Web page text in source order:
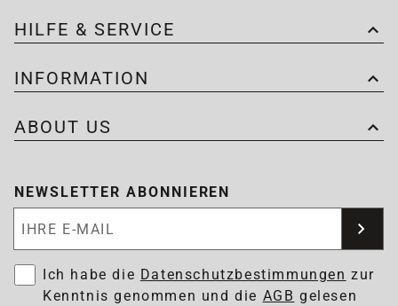
HILFE & SERVICE
INFORMATION
ABOUT US
NEWSLETTER ABONNIEREN
Ich habe die Datenschutzbestimmungen zur
Kenntnis genommen und die AGB gelesen